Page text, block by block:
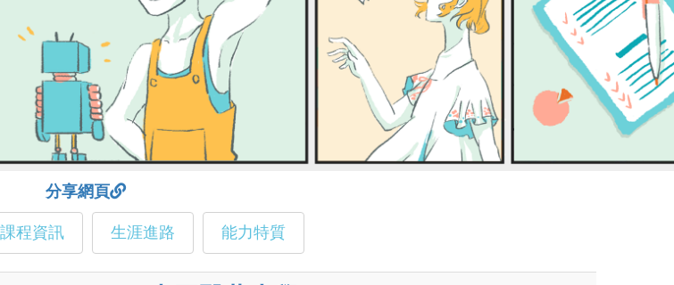
分享網頁
課程資訊 生涯進路 能力特質